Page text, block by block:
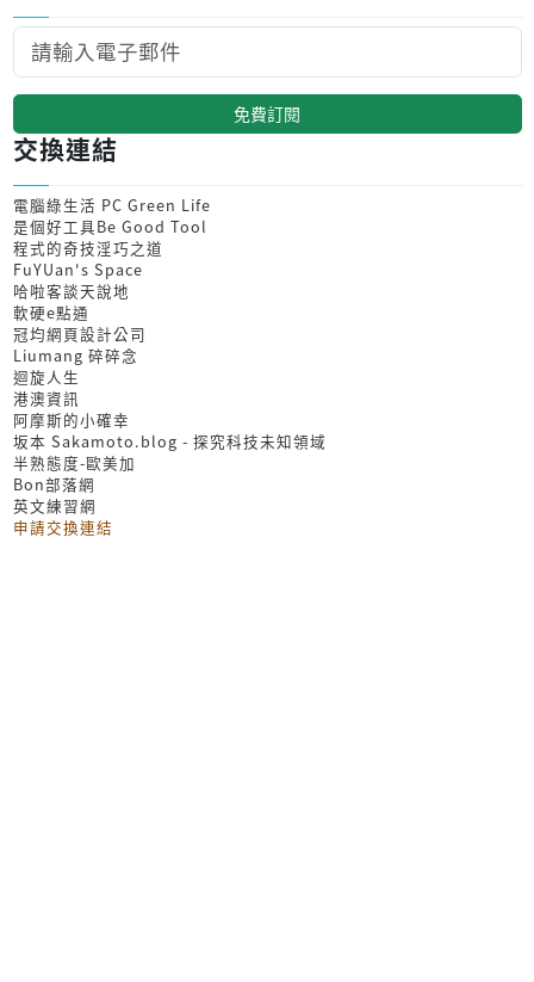
免費訂閱
交換連結
電腦綠生活 PC Green Life
是個好工具Be Good Tool
程式的奇技淫巧之道
FuYUan's Space
哈啦客談天說地
軟硬e點通
冠均網頁設計公司
Liumang 碎碎念
迴旋人生
港澳資訊
阿摩斯的小確幸
坂本 Sakamoto.blog - 探究科技未知領域
半熟態度-歐美加
Bon部落網
英文練習網
申請交換連結